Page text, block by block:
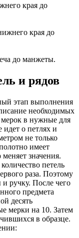
края до
края до
до манжеты.
и рядов
этап выполнения
необходимых
мерок в нужные для
идет о петлях и
не только
имеет
меняет значения.
петель
раза. Поэтому
и ручку. После чего
предмета
десять
мерки на 10. Затем
в образце.